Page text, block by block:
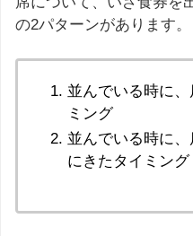
の2パターンがあります。
並んでいる時に
ミング
並んでいる時に
にきたタイミング